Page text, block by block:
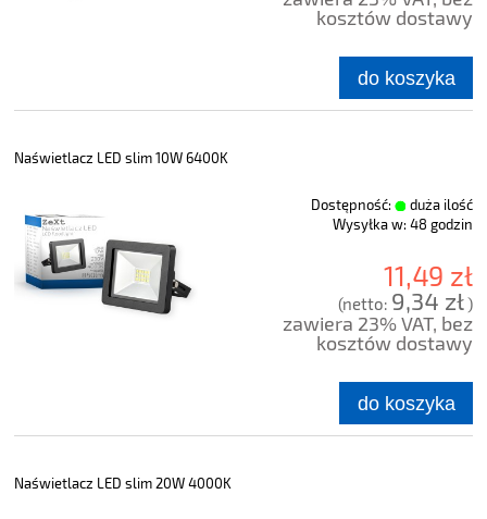
kosztów dostawy
do koszyka
Naświetlacz LED slim 10W 6400K
Dostępność:
duża ilość
Wysyłka w: 48 godzin
11,49 zł
(netto: 9,34 zł)
zawiera 23% VAT, bez
kosztów dostawy
do koszyka
Naświetlacz LED slim 20W 4000K